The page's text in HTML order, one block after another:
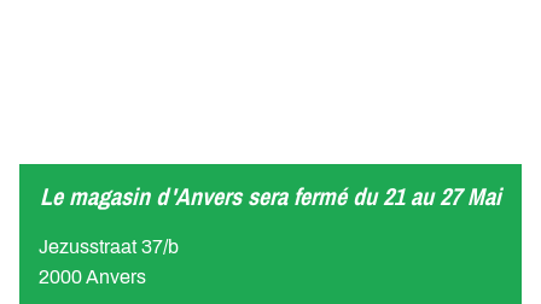
Le magasin d'Anvers sera fermé du 21 au 27 Mai
Jezusstraat 37/b
2000 Anvers